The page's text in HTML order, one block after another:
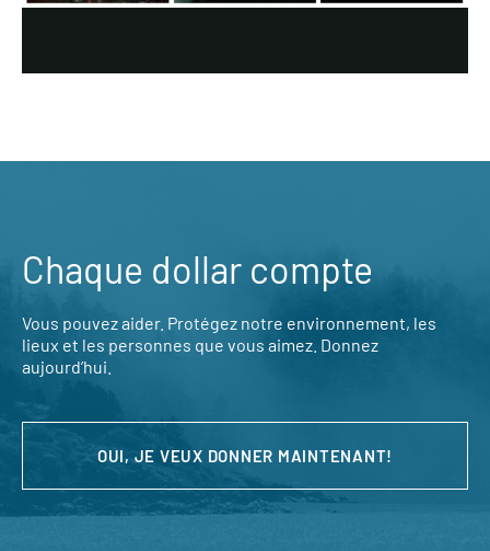
Chaque dollar compte
Vous pouvez aider. Protégez notre environnement, les
lieux et les personnes que vous aimez. Donnez
aujourd’hui.
OUI, JE VEUX DONNER MAINTENANT!